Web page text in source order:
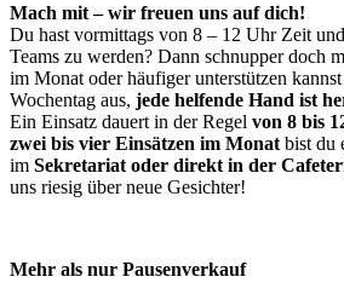
Mach mit – wir freuen uns auf dich!
Du hast vormittags von 8 – 12 Uhr Zeit
Teams zu werden? Dann schnupper doch
im Monat oder häufiger unterstützen
Wochentag aus, jede helfende Hand ist
Ein Einsatz dauert in der Regel von 8 bis
zwei bis vier Einsätzen im Monat bist du
im Sekretariat oder direkt in der
uns riesig über neue Gesichter!
Mehr als nur Pausenverkauf